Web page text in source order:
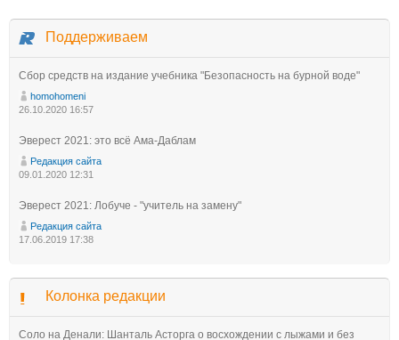
Поддерживаем
Сбор средств на издание учебника "Безопасность на бурной воде"
homohomeni
26.10.2020 16:57
Эверест 2021: это всё Ама-Даблам
Редакция сайта
09.01.2020 12:31
Эверест 2021: Лобуче - "учитель на замену"
Редакция сайта
17.06.2019 17:38
Колонка редакции
Соло на Денали: Шанталь Асторга о восхождении с лыжами и без